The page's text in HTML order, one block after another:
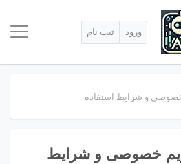
ورود ثبت نام
و شرایط استفاده
خصوصی و شرایط